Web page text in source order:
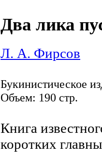
Два лика
Л. А. Фирсов
Букинистическое
Объем: 190 стр.
Книга
коротких